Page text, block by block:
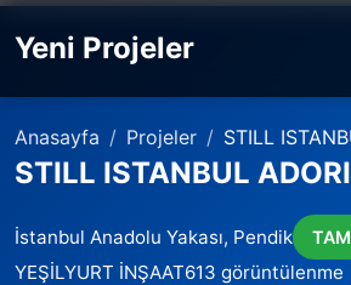
Yeni Projeler
Anasayfa Projeler STILL
STILL ISTANBUL
İstanbul Anadolu Yakası, Pendik
YEŞİLYURT İNŞAAT613 görüntülenme